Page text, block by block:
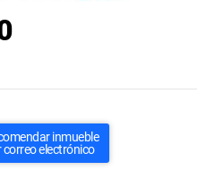
inmueble
correo electrónico